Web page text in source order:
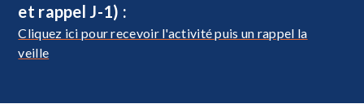
et rappel J-1) :
Cliquez ici pour recevoir l'activité puis un rappel la
veille